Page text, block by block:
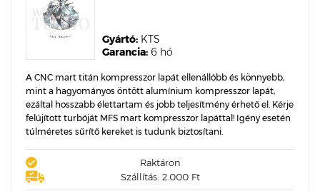
Garancia: 6 hó
Gyártó: KTS
A CNC mart titán kompresszor lapát ellenállóbb és könnyebb,
mint a hagyományos öntött alumínium kompresszor lapát,
ezáltal hosszabb élettartam és jobb teljesítmény érhető el. Kérje
felújított turbóját MFS mart kompresszor lapáttal! Igény esetén
túlméretes sűrítő kereket is tudunk biztosítani.
Raktáron
Szállítás: 2.000 Ft